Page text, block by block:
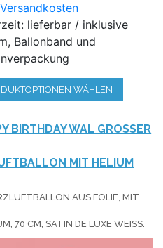
Versandkosten
lieferbar / inklusive
Ballonband und
WÄHLEN
BIRTHDAY WAL GROSSER L
MIT HELIUM
AUS FOLIE, MIT
70 CM, SATIN DE LUXE WEISS.